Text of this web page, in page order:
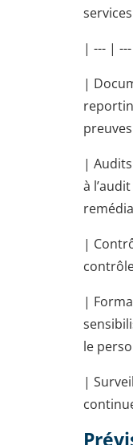
| --- |
|
|
à
|
|
le
|